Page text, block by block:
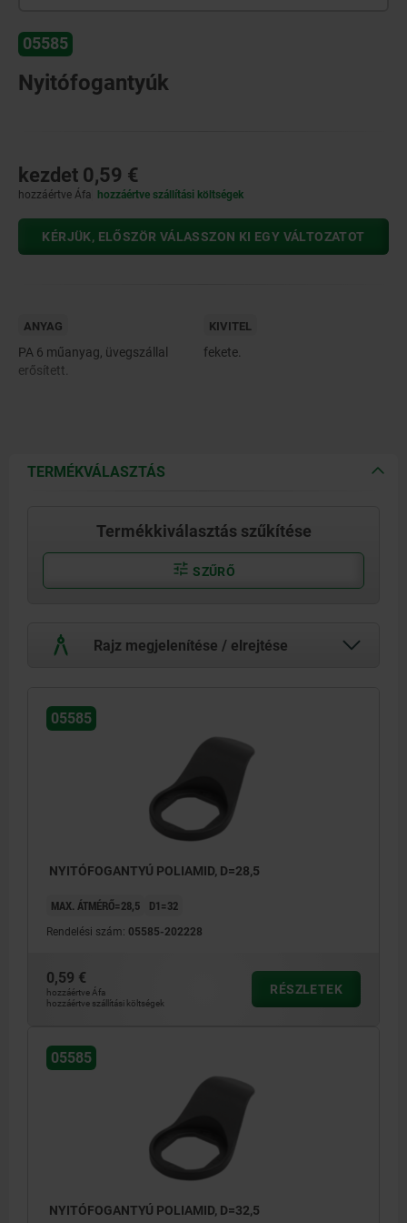
05585
Nyitófogantyúk
kezdet 0,59 €
hozzáértve Áfa hozzáértve szállítási költségek
KÉRJÜK, ELŐSZÖR VÁLASSZON KI EGY VÁLTOZATOT
ANYAG
PA 6 műanyag, üvegszállal
erősített.
KIVITEL
fekete.
TERMÉKVÁLASZTÁS
Termékkiválasztás szűkítése
SZŰRŐ
Rajz megjelenítése / elrejtése
05585
NYITÓFOGANTYÚ POLIAMID, D=28,5
MAX. ÁTMÉRŐ=28,5 D1=32
Rendelési szám: 05585-202228
0,59 €
hozzáértve Áfa
hozzáértve szállítási költségek
RÉSZLETEK
05585
NYITÓFOGANTYÚ POLIAMID, D=32,5